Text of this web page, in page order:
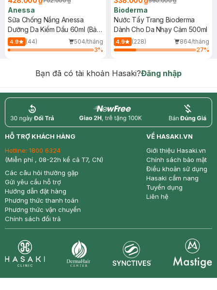
Anessa
Sữa Chống Nắng Anessa
Dưỡng Da Kiềm Dầu 60ml (Bản
Mới)
4.9 (44)
504/tháng
3%
Bioderma
Nước Tẩy Trang Bioderma
Dành Cho Da Nhạy Cảm 500ml
4.9 (228)
864/tháng
27%
Bạn đã có tài khoản Hasaki?Đăng nhập
return nowfree price
HỖ TRỢ KHÁCH HÀNG
Hotline: 1800 6324
(Miễn phí , 08-22h kể cả T7, CN)
Các câu hỏi thường gặp
Gửi yêu cầu hỗ trợ
Hướng dẫn đặt hàng
Phương thức thanh toán
Phương thức vận chuyển
Chính sách đổi trả
VỀ HASAKI.VN
Giới thiệu Hasaki.vn
Chính sách bảo mật
Điều khoản sử dụng
Hasaki cẩm nang
Tuyển dụng
Liên hệ